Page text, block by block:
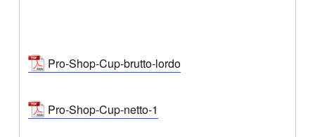
Pro-Shop-Cup-brutto-lordo
Pro-Shop-Cup-netto-1